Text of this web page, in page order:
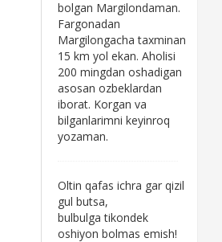
bolgan Margilondaman.
Fargonadan
Margilongacha taxminan
15 km yol ekan. Aholisi
200 mingdan oshadigan
asosan ozbeklardan
iborat. Korgan va
bilganlarimni keyinroq
yozaman.
Oltin qafas ichra gar qizil
gul butsa,
bulbulga tikondek
oshiyon bolmas emish!